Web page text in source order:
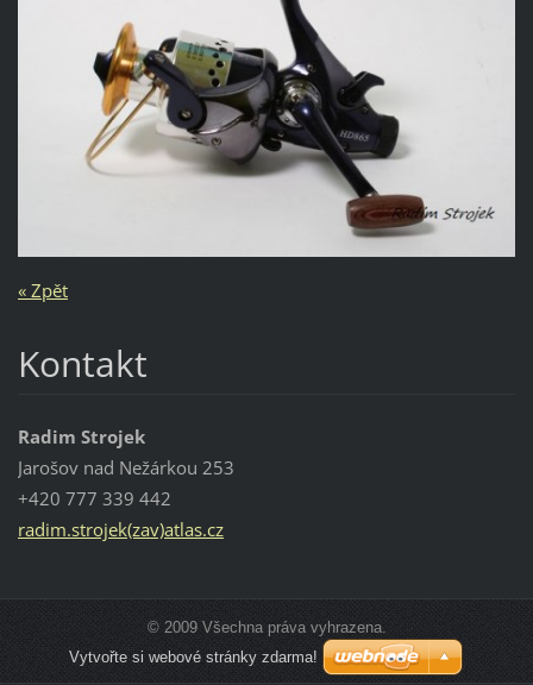
« Zpět
Kontakt
Radim Strojek
Jarošov nad Nežárkou 253
+420 777 339 442
radim.strojek(zav)atlas.cz
© 2009 Všechna práva vyhrazena.
Vytvořte si webové stránky zdarma!